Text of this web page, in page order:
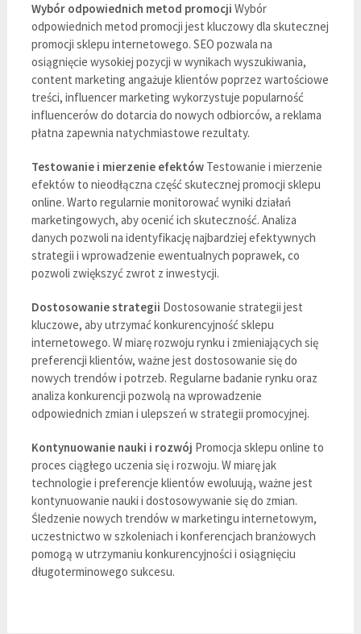
Wybór odpowiednich metod promocji Wybór
odpowiednich metod promocji jest kluczowy dla skutecznej
promocji sklepu internetowego. SEO pozwala na
osiągnięcie wysokiej pozycji w wynikach wyszukiwania,
content marketing angażuje klientów poprzez wartościowe
treści, influencer marketing wykorzystuje popularność
influencerów do dotarcia do nowych odbiorców, a reklama
płatna zapewnia natychmiastowe rezultaty.
Testowanie i mierzenie efektówTestowanie i mierzenie
efektów to nieodłączna część skutecznej promocji sklepu
online. Warto regularnie monitorować wyniki działań
marketingowych, aby ocenić ich skuteczność. Analiza
danych pozwoli na identyfikację najbardziej efektywnych
strategii i wprowadzenie ewentualnych poprawek, co
pozwoli zwiększyć zwrot z inwestycji.
Dostosowanie strategii Dostosowanie strategii jest
kluczowe, aby utrzymać konkurencyjność sklepu
internetowego. W miarę rozwoju rynku i zmieniających się
preferencji klientów, ważne jest dostosowanie się do
nowych trendów i potrzeb. Regularne badanie rynku oraz
analiza konkurencji pozwolą na wprowadzenie
odpowiednich zmian i ulepszeń w strategii promocyjnej.
Kontynuowanie nauki i rozwój Promocja sklepu online to
proces ciągłego uczenia się i rozwoju. W miarę jak
technologie i preferencje klientów ewoluują, ważne jest
kontynuowanie nauki i dostosowywanie się do zmian.
Śledzenie nowych trendów w marketingu internetowym,
uczestnictwo w szkoleniach i konferencjach branżowych
pomogą w utrzymaniu konkurencyjności i osiągnięciu
długoterminowego sukcesu.